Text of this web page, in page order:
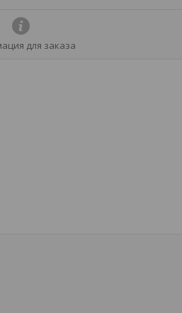
для заказа